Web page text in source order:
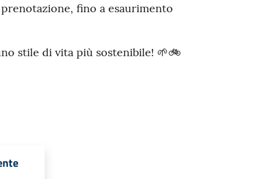
fino a esaurimento
stile di vita più sostenibile! 🌱🚲